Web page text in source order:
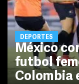
DEPORTES
México
futbol
Colombia